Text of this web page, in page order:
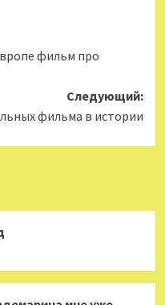
фильм про
Следующий:
фильма в истории